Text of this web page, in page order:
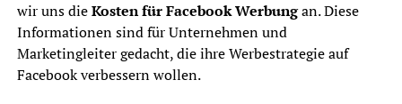
wir uns dieKosten für Facebook Werbungan. Diese
Informationen sind für Unternehmen und
Marketingleiter gedacht, die ihre Werbestrategie auf
Facebook verbessern wollen.